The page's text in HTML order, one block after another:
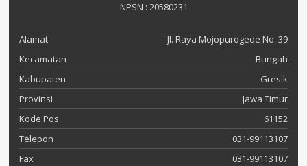
NPSN : 20580231
Alamat
Jl. Raya Mojopurogede No. 39
Kecamatan
Bungah
Kabupaten
Gresik
Provinsi
Jawa Timur
Kode Pos
61152
Telepon
031-99113107
Fax
031-99113107